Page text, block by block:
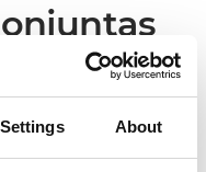
About
de
aumento de
para